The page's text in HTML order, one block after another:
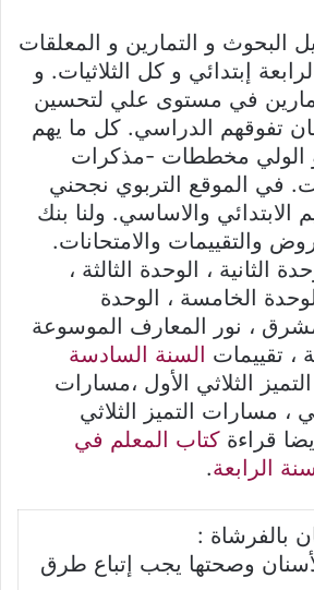
البحوث و التمارين و المعلقات
إبتدائي و كل الثلاثيات. و
في مستوى علي لتحسين
تفوقهم الدراسي. كل ما يهم
و الولي مخططات -مذكرات
في الموقع التربوي نجحني
والاساسي. ولنا بنك
والتقييمات والامتحانات.
الثانية ، الوحدة الثالثة ،
الخامسة ، الوحدة
، نور المعارف الموسوعة
، تقييمات السنة السادسة
الثلاثي الأول ،مسارات
، مسارات التميز الثلاثي
قراءة كتاب المعلم في
الرابعة.
بالفرشاة :
وصحتها يجب إتباع طرق